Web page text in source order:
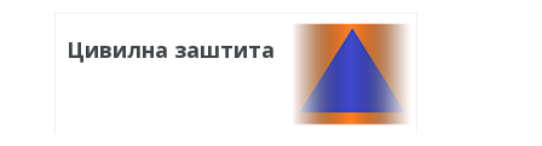
Цивилна заштита